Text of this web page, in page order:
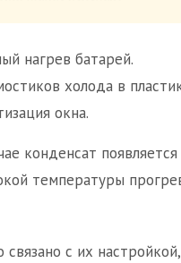
нагрев батарей.
холода в
окна.
конденсат появляется
температуры
связано с их